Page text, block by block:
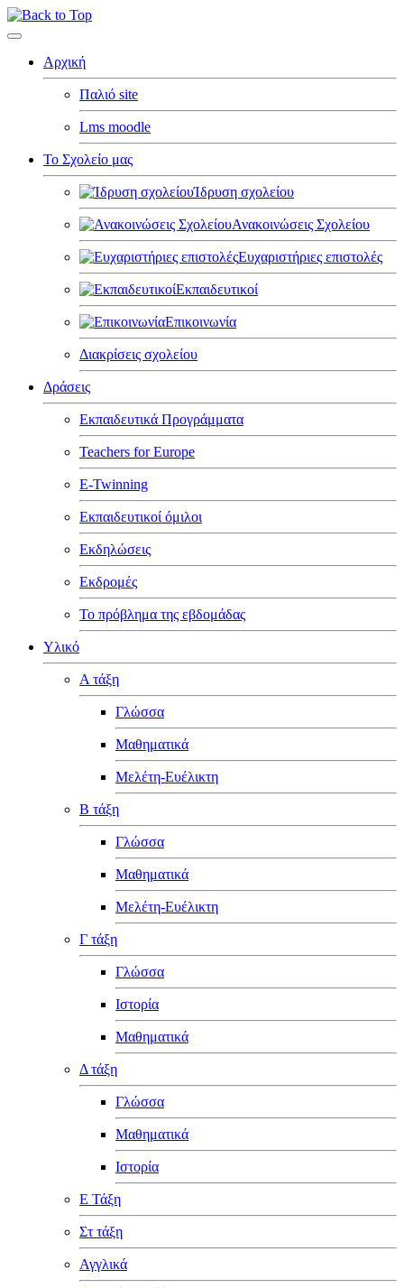
Αρχική
Παλιό site
Lms moodle
Το Σχολείο μας
Ίδρυση σχολείου
Ανακοινώσεις Σχολείου
Ευχαριστήριες επιστολές
Εκπαιδευτικοί
Επικοινωνία
Διακρίσεις σχολείου
Δράσεις
Εκπαιδευτικά Προγράμματα
Teachers for Europe
E-Twinning
Εκπαιδευτικοί όμιλοι
Εκδηλώσεις
Εκδρομές
Το πρόβλημα της εβδομάδας
Υλικό
Α τάξη
Γλώσσα
Μαθηματικά
Μελέτη-Ευέλικτη
Β τάξη
Γλώσσα
Μαθηματικά
Μελέτη-Ευέλικτη
Γ τάξη
Γλώσσα
Ιστορία
Μαθηματικά
Δ τάξη
Γλώσσα
Μαθηματικά
Ιστορία
Ε Τάξη
Στ τάξη
Αγγλικά